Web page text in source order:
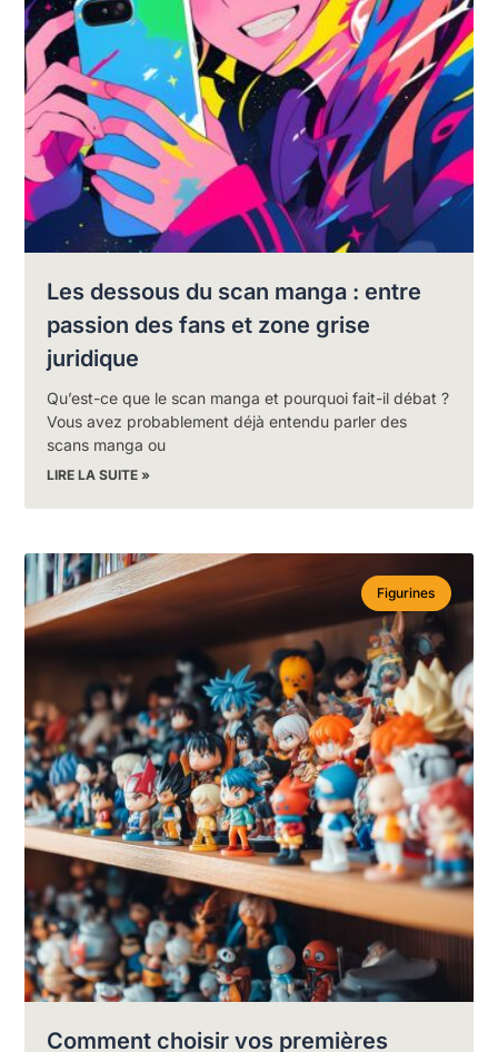
Les dessous du scan manga : entre
passion des fans et zone grise
juridique
Qu’est-ce que le scan manga et pourquoi fait-il débat ?
Vous avez probablement déjà entendu parler des
scans manga ou
LIRE LA SUITE »
Figurines
Comment choisir vos premières